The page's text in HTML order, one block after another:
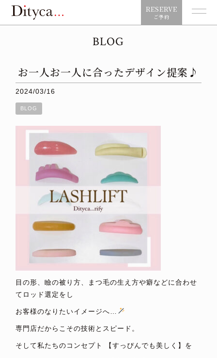
RESERVE
ご予約
BLOG
お一人お一人に合ったデザイン提案♪
2024/03/16
BLOG
目の形、瞼の被り方、まつ毛の生え方や癖などに合わせ
てロッド選定をし
お客様のなりたいイメージへ…
専門店だからこその技術とスピード。
そして私たちのコンセプト 【すっぴんでも美しく】を